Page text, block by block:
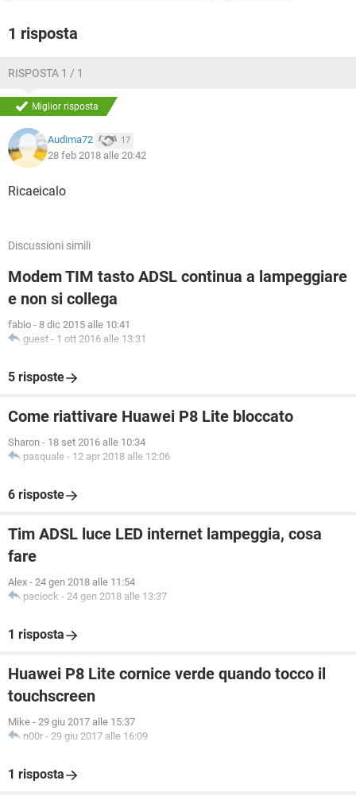
1 risposta
RISPOSTA 1 / 1
Miglior risposta
Audima72 17
28 feb 2018 alle 20:42
Ricaeicalo
Discussioni simili
Modem TIM tasto ADSL continua a lampeggiare
e non si collega
fabio - 8 dic 2015 alle 10:41
guest - 1 ott 2016 alle 13:31
5 risposte
Come riattivare Huawei P8 Lite bloccato
Sharon - 18 set 2016 alle 10:34
pasquale - 12 apr 2018 alle 12:06
6 risposte
Tim ADSL luce LED internet lampeggia, cosa
fare
Alex - 24 gen 2018 alle 11:54
paciock - 24 gen 2018 alle 13:37
1 risposta
Huawei P8 Lite cornice verde quando tocco il
touchscreen
Mike - 29 giu 2017 alle 15:37
n00r - 29 giu 2017 alle 16:09
1 risposta